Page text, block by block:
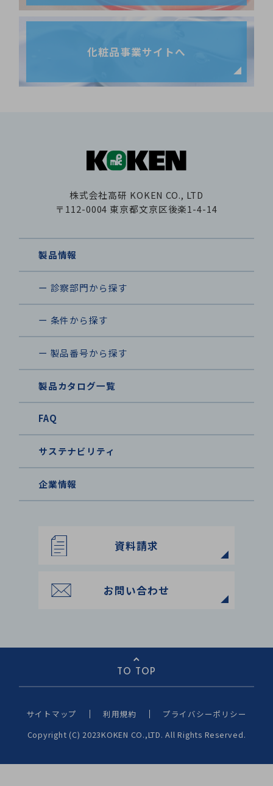
化粧品事業サイトへ
株式会社高研 KOKEN CO., LTD
〒112-0004 東京都文京区後楽1-4-14
製品情報
ー 診察部門から探す
ー 条件から探す
ー 製品番号から探す
製品カタログ一覧
FAQ
サステナビリティ
企業情報
資料請求
お問い合わせ
TO TOP
サイトマップ 利用規約
プライバシーポリシー
Copyright (C) 2023KOKEN CO.,LTD. All Rights Reserved.